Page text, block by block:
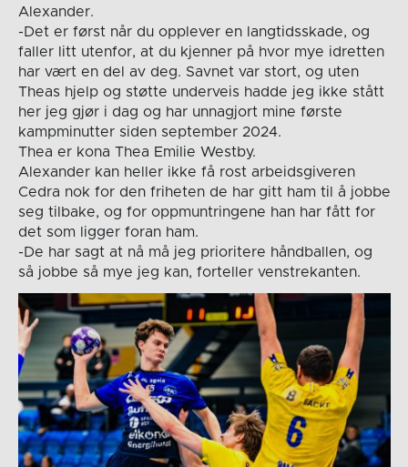
Alexander.
-Det er først når du opplever en langtidsskade, og
faller litt utenfor, at du kjenner på hvor mye idretten
har vært en del av deg. Savnet var stort, og uten
Theas hjelp og støtte underveis hadde jeg ikke stått
her jeg gjør i dag og har unnagjort mine første
kampminutter siden september 2024.
Thea er kona Thea Emilie Westby.
Alexander kan heller ikke få rost arbeidsgiveren
Cedra nok for den friheten de har gitt ham til å jobbe
seg tilbake, og for oppmuntringene han har fått for
det som ligger foran ham.
-De har sagt at nå må jeg prioritere håndballen, og
så jobbe så mye jeg kan, forteller venstrekanten.